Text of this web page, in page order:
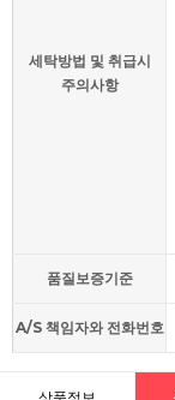
세탁방법 및 취급시
주의사항
품질보증기준
A/S 책임자와 전화번호